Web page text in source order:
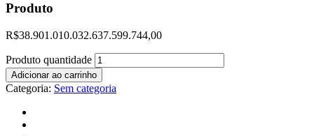
Produto
R$38.901.010.032.637.599.744,00
Produto quantidade
Adicionar ao carrinho
Categoria: Sem categoria